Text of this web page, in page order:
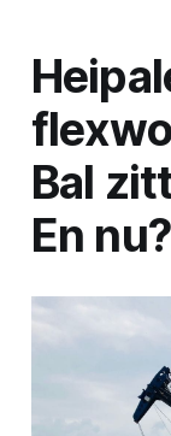
Bal
En nu?